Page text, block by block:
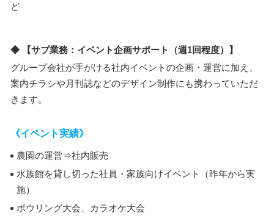
ど
◆ 【サブ業務：イベント企画サポート（週1回程度）】
グループ会社が手がける社内イベントの企画・運営に加え、
案内チラシや月刊誌などのデザイン制作にも携わっていただ
きます。
《イベント実績》
農園の運営⇒社内販売
水族館を貸し切った社員・家族向けイベント（昨年から実
施）
ボウリング大会、カラオケ大会